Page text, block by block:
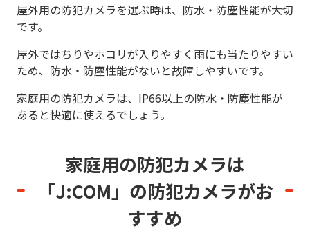
屋外用の防犯カメラを選ぶ時は、防水・防塵性能が大切
です。
屋外ではちりやホコリが入りやすく雨にも当たりやすい
ため、防水・防塵性能がないと故障しやすいです。
家庭用の防犯カメラは、IP66以上の防水・防塵性能が
あると快適に使えるでしょう。
家庭用の防犯カメラは
「J:COM」の防犯カメラがお
すすめ